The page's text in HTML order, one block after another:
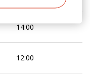
14:00
12:00